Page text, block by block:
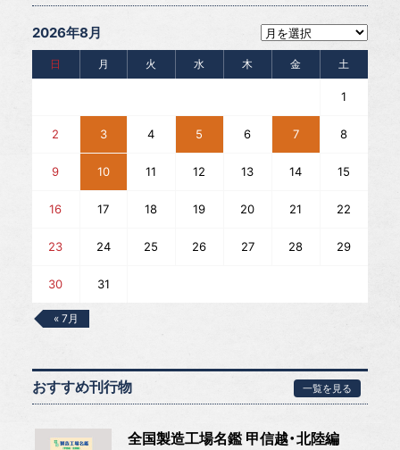
2026年8月
日 月 火 水 木 金 土
1
2 3 4 5 6 7 8
9 10 11 12 13 14 15
16 17 18 19 20 21 22
23 24 25 26 27 28 29
30 31
« 7月
おすすめ刊行物 一覧を見る
全国製造工場名鑑 甲信越・北陸編